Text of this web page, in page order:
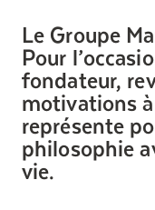
À propos
Nouvelles
FAQ
Rechercher&nbsp;:
Le Groupe
Pour
fondateur,
motivations
représente
philosophie
vie.